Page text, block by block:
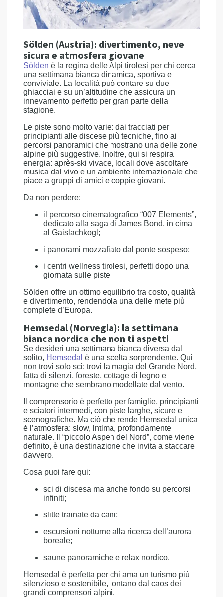
Sölden (Austria): divertimento, neve
sicura e atmosfera giovane
Sölden è la regina delle Alpi tirolesi per chi cerca
una settimana bianca dinamica, sportiva e
conviviale. La località può contare su due
ghiacciai e su un’altitudine che assicura un
innevamento perfetto per gran parte della
stagione.
Le piste sono molto varie: dai tracciati per
principianti alle discese più tecniche, fino ai
percorsi panoramici che mostrano una delle zone
alpine più suggestive. Inoltre, qui si respira
energia: après-ski vivace, locali dove ascoltare
musica dal vivo e un ambiente internazionale che
piace a gruppi di amici e coppie giovani.
Da non perdere:
il percorso cinematografico “007 Elements”,
dedicato alla saga di James Bond, in cima
al Gaislachkogl;
i panorami mozzafiato dal ponte sospeso;
i centri wellness tirolesi, perfetti dopo una
giornata sulle piste.
Sölden offre un ottimo equilibrio tra costo, qualità
e divertimento, rendendola una delle mete più
complete d’Europa.
Hemsedal (Norvegia): la settimana
bianca nordica che non ti aspetti
Se desideri una settimana bianca diversa dal
solito, Hemsedal è una scelta sorprendente. Qui
non trovi solo sci: trovi la magia del Grande Nord,
fatta di silenzi, foreste, cottage di legno e
montagne che sembrano modellate dal vento.
Il comprensorio è perfetto per famiglie, principianti
e sciatori intermedi, con piste larghe, sicure e
scenografiche. Ma ciò che rende Hemsedal unica
è l’atmosfera: slow, intima, profondamente
naturale. Il “piccolo Aspen del Nord”, come viene
definito, è una destinazione che invita a staccare
davvero.
Cosa puoi fare qui:
sci di discesa ma anche fondo su percorsi
infiniti;
slitte trainate da cani;
escursioni notturne alla ricerca dell’aurora
boreale;
saune panoramiche e relax nordico.
Hemsedal è perfetta per chi ama un turismo più
silenzioso e sostenibile, lontano dal caos dei
grandi comprensori alpini.